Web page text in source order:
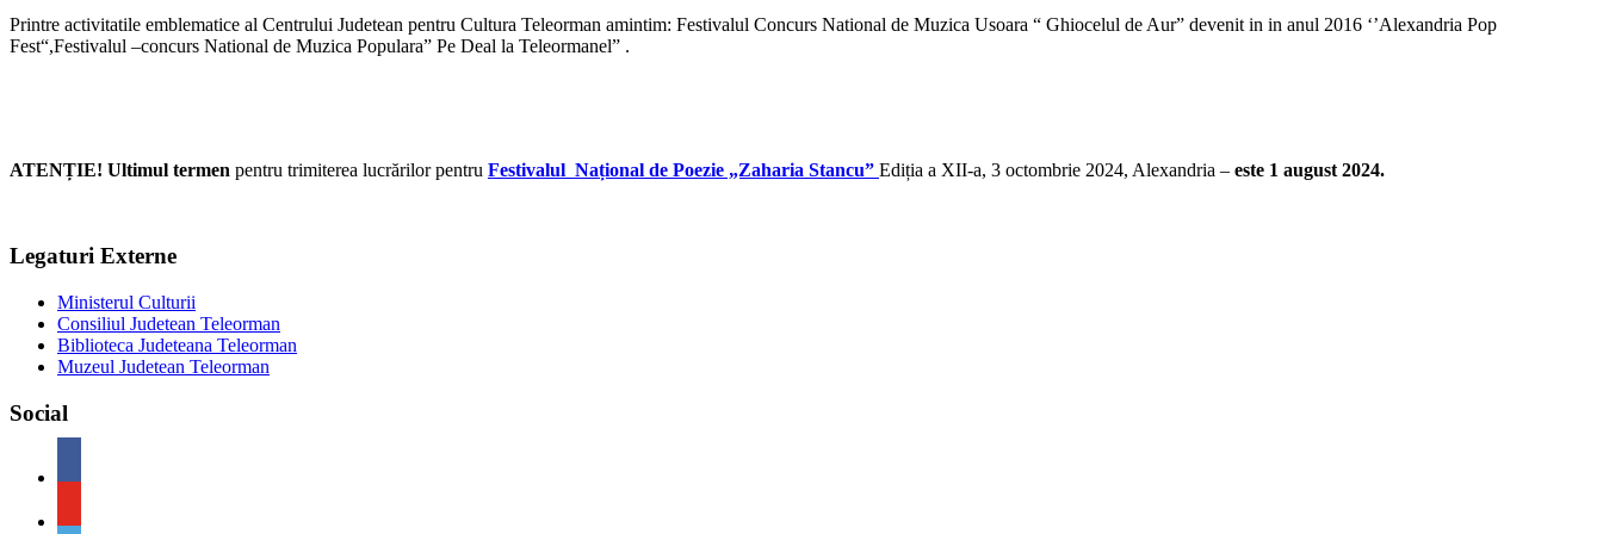
Printre activitatile emblematice al Centrului Judetean pentru Cultura Teleorman amintim: Festivalul Concurs National de Muzica Usoara “ Ghiocelul de Aur” devenit in in anul 2016 ‘’Alexandria Pop
Fest“,Festivalul –concurs National de Muzica Populara” Pe Deal la Teleormanel” .
ATENȚIE! Ultimul termen pentru trimiterea lucrărilor pentru Festivalul Național de Poezie „Zaharia Stancu” Ediția a XII-a, 3 octombrie 2024, Alexandria – este 1 august 2024.
Legaturi Externe
Ministerul Culturii
Consiliul Judetean Teleorman
Biblioteca Judeteana Teleorman
Muzeul Judetean Teleorman
Social